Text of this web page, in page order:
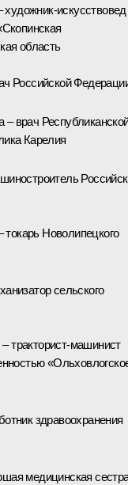
искусствовед
область
Российской
врач
Карелия
Новолипецкого
сельского
тракторист-машинист
здравоохранения
медицинская